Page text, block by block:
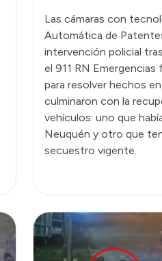
Las cámaras con
Automática de
intervención policial
el 911 RN
para resolver hechos
culminaron con la
vehículos: uno que
Neuquén y otro que
secuestro vigente.